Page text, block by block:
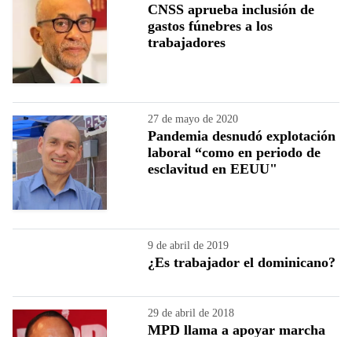
CNSS aprueba inclusión de
gastos fúnebres a los
trabajadores
27 de mayo de 2020
Pandemia desnudó explotación
laboral “como en periodo de
esclavitud en EEUU"
9 de abril de 2019
¿Es trabajador el dominicano?
29 de abril de 2018
MPD llama a apoyar marcha